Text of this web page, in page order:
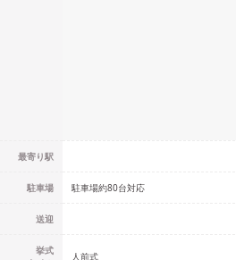
最寄り駅
駐車場 駐車場約80台対応
送迎
挙式
人前式